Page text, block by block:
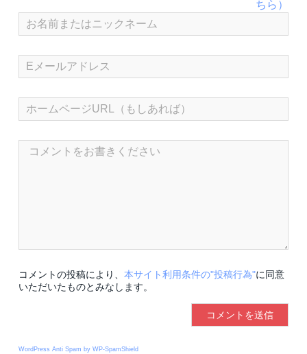
コメントの投稿により、 本サイト利用条件の"投稿行為"に同意
いただいたものとみなします。
WordPress Anti Spam by WP-SpamShield